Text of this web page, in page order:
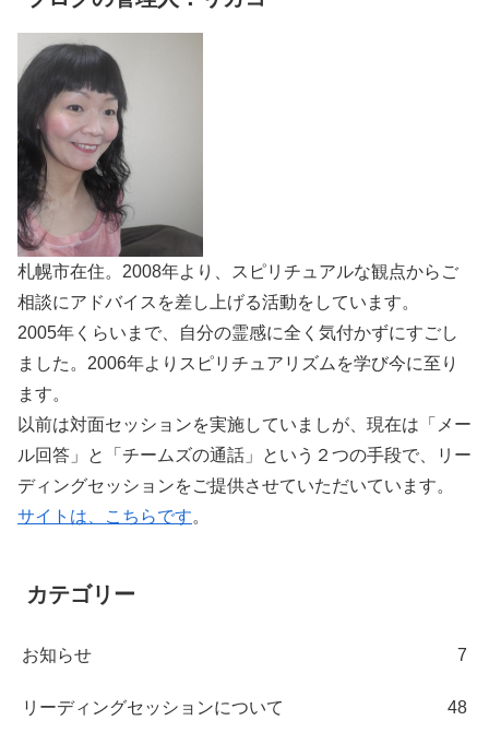
札幌市在住。2008年より、スピリチュアルな観点からご
相談にアドバイスを差し上げる活動をしています。
2005年くらいまで、自分の霊感に全く気付かずにすごし
ました。2006年よりスピリチュアリズムを学び今に至り
ます。
以前は対面セッションを実施していましが、現在は「メー
ル回答」と「チームズの通話」という２つの手段で、リー
ディングセッションをご提供させていただいています。
サイトは、こちらです。
カテゴリー
お知らせ 7
リーディングセッションについて 48